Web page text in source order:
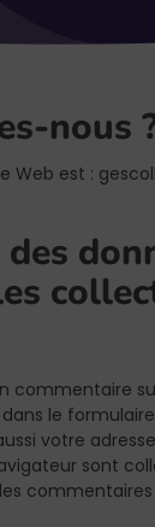
nous
Web est :
commentaire
le
votre
sont
commentaires